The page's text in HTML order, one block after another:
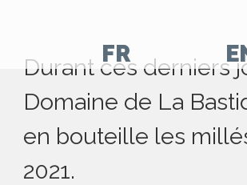
FR
Aller
sur
notre
Aller
sur
notre
Durant ces derniers
Domaine de La
en bouteille les
2021.